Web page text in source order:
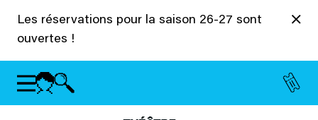
Les réservations pour la saison 26-27 sont
ouvertes !